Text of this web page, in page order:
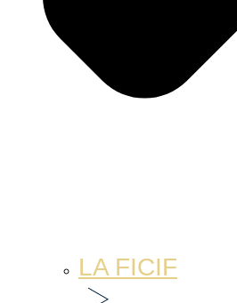
LA FICIF